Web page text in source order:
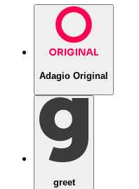
Adagio Original
greet